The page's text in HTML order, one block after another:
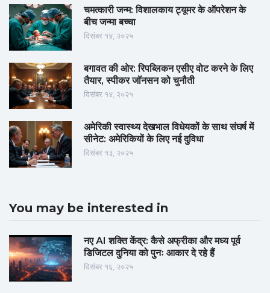
चमत्कारी जन्म: विशालकाय ट्यूमर के ऑपरेशन के
बीच जन्मा बच्चा
दिसंबर १४, २०२५
बगावत की ओर: रिपब्लिकन एसीए वोट करने के लिए
तैयार, स्पीकर जॉनसन को चुनौती
दिसंबर १४, २०२५
अमेरिकी स्वास्थ्य देखभाल विधेयकों के साथ संघर्ष में
सीनेट: अमेरिकियों के लिए नई दुविधा
दिसंबर १३, २०२५
You may be interested in
नए AI शक्ति केंद्र: कैसे अफ्रीका और मध्य पूर्व
डिजिटल दुनिया को पुनः आकार दे रहे हैं
दिसंबर १६, २०२५